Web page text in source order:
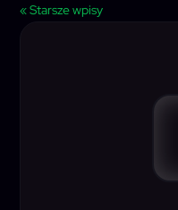
« Starsze wpisy